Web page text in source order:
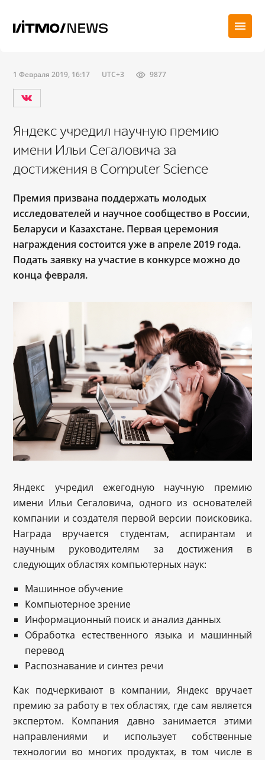
1 Февраля 2019, 16:17 UTC+3 9877
Яндекс учредил научную премию
имени Ильи Сегаловича за
достижения в Computer Science
Премия призвана поддержать молодых
исследователей и научное сообщество в России,
Беларуси и Казахстане. Первая церемония
награждения состоится уже в апреле 2019 года.
Подать заявку на участие в конкурсе можно до
конца февраля.
Яндекс учредил ежегодную научную премию
имени Ильи Сегаловича, одного из основателей
компании и создателя первой версии поисковика.
Награда вручается студентам, аспирантам и
научным руководителям за достижения в
следующих областях компьютерных наук:
Машинное обучение
Компьютерное зрение
Информационный поиск и анализ данных
Обработка естественного языка и машинный
перевод
Распознавание и синтез речи
Как подчеркивают в компании, Яндекс вручает
премию за работу в тех областях, где сам является
экспертом. Компания давно занимается этими
направлениями и использует собственные
технологии во многих продуктах, в том числе в